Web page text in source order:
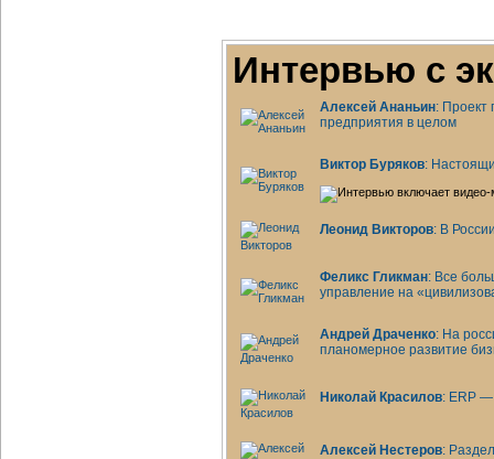
Интервью с
Алексей Ананьин: Проект
предприятия в целом
Виктор Буряков:
Леонид Викторов: В
Феликс Гликман: Все
управление на
Андрей Драченко: На
планомерное развитие
Николай Красилов: ERP —
Алексей Нестеров: